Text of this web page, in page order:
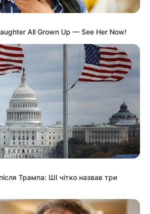
All Grown Up — See Her Now!
Трампа: ШІ чітко назвав три